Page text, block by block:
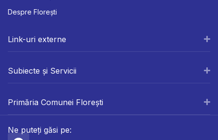
Despre Florești
Link-uri externe
Subiecte și Servicii
Primăria Comunei Florești
Ne puteți găsi pe: